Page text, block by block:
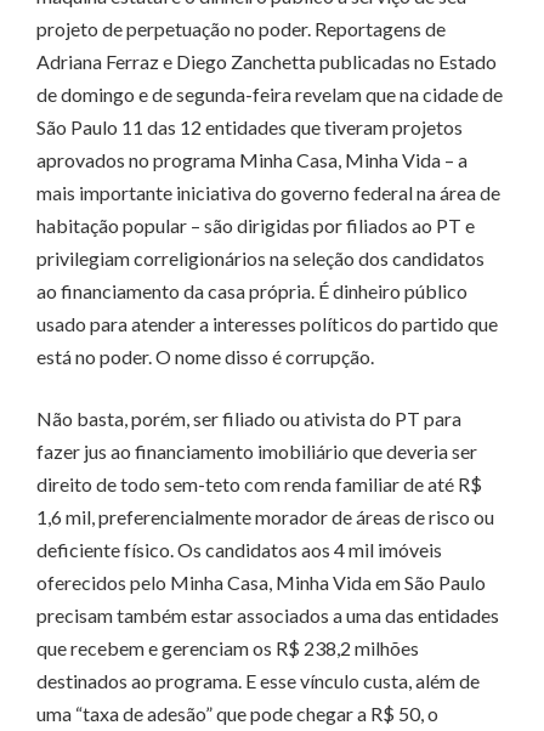
projeto de perpetuação no poder. Reportagens de
Adriana Ferraz e Diego Zanchetta publicadas no Estado
de domingo e de segunda-feira revelam que na cidade de
São Paulo 11 das 12 entidades que tiveram projetos
aprovados no programa Minha Casa, Minha Vida – a
mais importante iniciativa do governo federal na área de
habitação popular – são dirigidas por filiados ao PT e
privilegiam correligionários na seleção dos candidatos
ao financiamento da casa própria. É dinheiro público
usado para atender a interesses políticos do partido que
está no poder. O nome disso é corrupção.
Não basta, porém, ser filiado ou ativista do PT para
fazer jus ao financiamento imobiliário que deveria ser
direito de todo sem-teto com renda familiar de até R$
1,6 mil, preferencialmente morador de áreas de risco ou
deficiente físico. Os candidatos aos 4 mil imóveis
oferecidos pelo Minha Casa, Minha Vida em São Paulo
precisam também estar associados a uma das entidades
que recebem e gerenciam os R$ 238,2 milhões
destinados ao programa. E esse vínculo custa, além de
uma “taxa de adesão” que pode chegar a R$ 50, o